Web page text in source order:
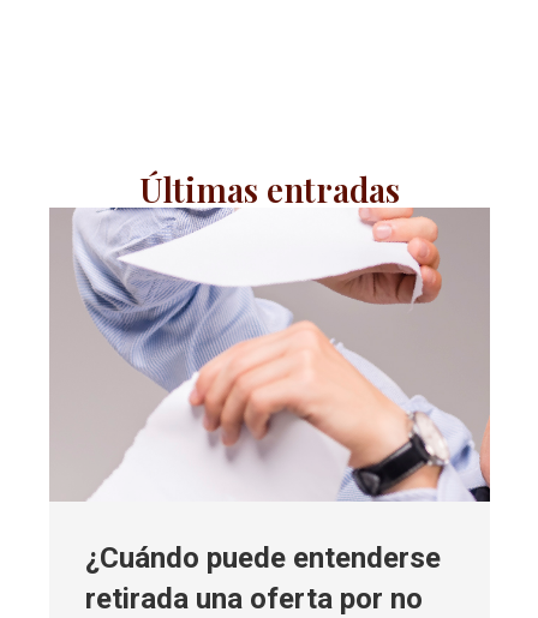
Últimas entradas
¿Cuándo puede entenderse
retirada una oferta por no